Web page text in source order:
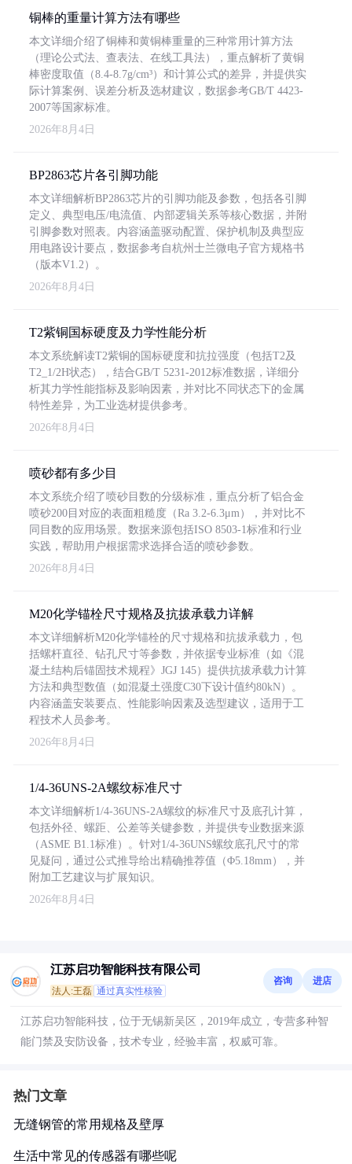
铜棒的重量计算方法有哪些
本文详细介绍了铜棒和黄铜棒重量的三种常用计算方法
（理论公式法、查表法、在线工具法），重点解析了黄铜
棒密度取值（8.4-8.7g/cm³）和计算公式的差异，并提供实
际计算案例、误差分析及选材建议，数据参考GB/T 4423-
2007等国家标准。
2026年8月4日
BP2863芯片各引脚功能
本文详细解析BP2863芯片的引脚功能及参数，包括各引脚
定义、典型电压/电流值、内部逻辑关系等核心数据，并附
引脚参数对照表。内容涵盖驱动配置、保护机制及典型应
用电路设计要点，数据参考自杭州士兰微电子官方规格书
（版本V1.2）。
2026年8月4日
T2紫铜国标硬度及力学性能分析
本文系统解读T2紫铜的国标硬度和抗拉强度（包括T2及
T2_1/2H状态），结合GB/T 5231-2012标准数据，详细分
析其力学性能指标及影响因素，并对比不同状态下的金属
特性差异，为工业选材提供参考。
2026年8月4日
喷砂都有多少目
本文系统介绍了喷砂目数的分级标准，重点分析了铝合金
喷砂200目对应的表面粗糙度（Ra 3.2-6.3μm），并对比不
同目数的应用场景。数据来源包括ISO 8503-1标准和行业
实践，帮助用户根据需求选择合适的喷砂参数。
2026年8月4日
M20化学锚栓尺寸规格及抗拔承载力详解
本文详细解析M20化学锚栓的尺寸规格和抗拔承载力，包
括螺杆直径、钻孔尺寸等参数，并依据专业标准（如《混
凝土结构后锚固技术规程》JGJ 145）提供抗拔承载力计算
方法和典型数值（如混凝土强度C30下设计值约80kN）。
内容涵盖安装要点、性能影响因素及选型建议，适用于工
程技术人员参考。
2026年8月4日
1/4-36UNS-2A螺纹标准尺寸
本文详细解析1/4-36UNS-2A螺纹的标准尺寸及底孔计算，
包括外径、螺距、公差等关键参数，并提供专业数据来源
（ASME B1.1标准）。针对1/4-36UNS螺纹底孔尺寸的常
见疑问，通过公式推导给出精确推荐值（Φ5.18mm），并
附加工艺建议与扩展知识。
2026年8月4日
江苏启功智能科技有限公司
法人:王磊 通过真实性核验
咨询 进店
江苏启功智能科技，位于无锡新吴区，2019年成立，专营多种智
能门禁及安防设备，技术专业，经验丰富，权威可靠。
热门文章
无缝钢管的常用规格及壁厚
生活中常见的传感器有哪些呢